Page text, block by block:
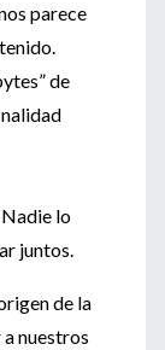
parece
de
Nadie lo
juntos.
de la
nuestros